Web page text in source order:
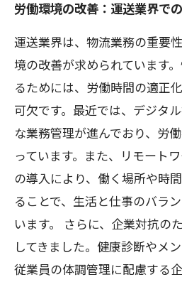
労働環境の改善：運送業界で
運送業界は、物流業務の重要
境の改善が求められています
るためには、労働時間の適正
可欠です。最近では、デジタ
な業務管理が進んでおり、労
っています。また、リモート
の導入により、働く場所や時
ることで、生活と仕事のバラ
います。 さらに、企業対抗の
してきました。健康診断やメ
従業員の体調管理に配慮する